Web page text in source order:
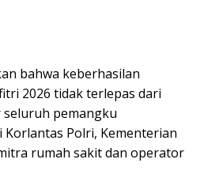
bahwa keberhasilan
2026 tidak terlepas dari
pemangku
Polri, Kementerian
rumah sakit dan operator